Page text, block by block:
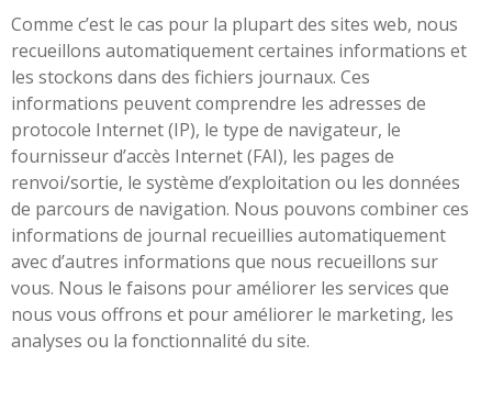
Comme c’est le cas pour la plupart des sites web, nous
recueillons automatiquement certaines informations et
les stockons dans des fichiers journaux. Ces
informations peuvent comprendre les adresses de
protocole Internet (IP), le type de navigateur, le
fournisseur d’accès Internet (FAI), les pages de
renvoi/sortie, le système d’exploitation ou les données
de parcours de navigation. Nous pouvons combiner ces
informations de journal recueillies automatiquement
avec d’autres informations que nous recueillons sur
vous. Nous le faisons pour améliorer les services que
nous vous offrons et pour améliorer le marketing, les
analyses ou la fonctionnalité du site.